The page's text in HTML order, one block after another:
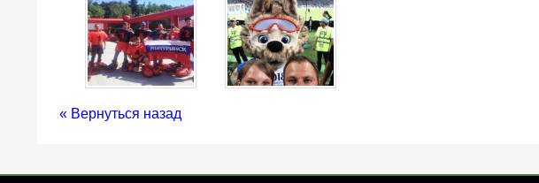
« Вернуться назад